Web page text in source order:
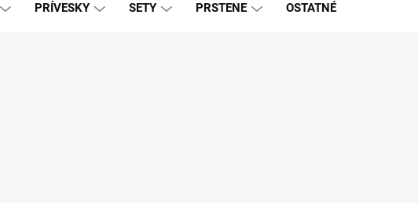
PRÍVESKY SETY PRSTENE OSTATNÉ